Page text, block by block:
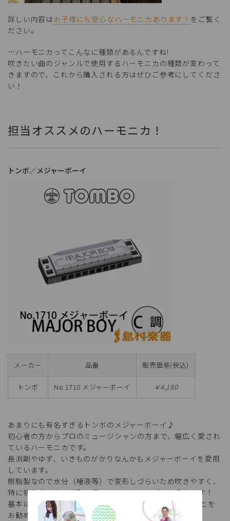
詳しい内容はお子様にも安心なハーモニカあります！ をご覧く
ださい。
…ハーモニカってこんなに種類があるんですね!
吹きたい曲のジャンルで使用するハーモニカの種類が変わって
きますので、これから購入される方はぜひご参考にしてくださ
い！
担当オススメのハーモニカ！
トンボ／メジャーボーイ
メーカー 品番 販売価格(税込)
トンボ No.1710 メジャーボーイ ￥4,180
あまりにも有名すぎるトンボのメジャーボーイ♪
初心者の方からプロのミュージシャンの方まで、幅広く愛され
ているハーモニカです。
長渕剛やゆず、いきものがかりなんかもメジャーボーイを愛用
しています。
樹脂製なので水分（唾液等）で変形しづらいため吹きやすく、
特に初心者の方には取り扱いのしやすいモデルと言えます！
基本はC調なので、最初にご購入される際はC調を選ぶことを
お勧めします。